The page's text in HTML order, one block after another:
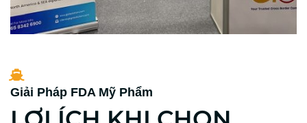
Giải Pháp FDA Mỹ Phẩm